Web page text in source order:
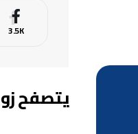
3.5K
يتصفح